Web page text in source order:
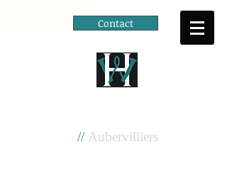
Contact
//Aubervilliers